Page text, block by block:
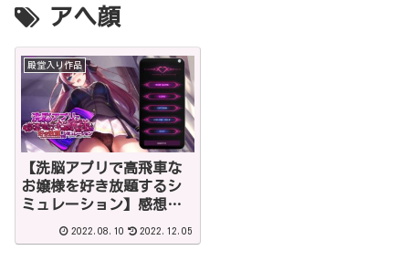
アヘ顔
殿堂入り作品
【洗脳アプリで高飛車な
お嬢様を好き放題するシ
ミュレーション】感想・
りゲーム！
2022.08.10 2022.12.05